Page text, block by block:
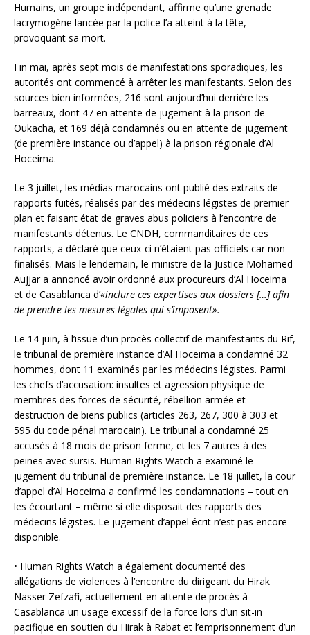
Humains, un groupe indépendant, affirme qu’une grenade
lacrymogène lancée par la police l’a atteint à la tête,
provoquant sa mort.
Fin mai, après sept mois de manifestations sporadiques, les
autorités ont commencé à arrêter les manifestants. Selon des
sources bien informées, 216 sont aujourd’hui derrière les
barreaux, dont 47 en attente de jugement à la prison de
Oukacha, et 169 déjà condamnés ou en attente de jugement
(de première instance ou d’appel) à la prison régionale d’Al
Hoceima.
Le 3 juillet, les médias marocains ont publié des extraits de
rapports fuités, réalisés par des médecins légistes de premier
plan et faisant état de graves abus policiers à l’encontre de
manifestants détenus. Le CNDH, commanditaires de ces
rapports, a déclaré que ceux-ci n’étaient pas officiels car non
finalisés. Mais le lendemain, le ministre de la Justice Mohamed
Aujjar a annoncé avoir ordonné aux procureurs d’Al Hoceima
et de Casablanca d’«inclure ces expertises aux dossiers […] afin
de prendre les mesures légales qui s’imposent».
Le 14 juin, à l’issue d’un procès collectif de manifestants du Rif,
le tribunal de première instance d’Al Hoceima a condamné 32
hommes, dont 11 examinés par les médecins légistes. Parmi
les chefs d’accusation: insultes et agression physique de
membres des forces de sécurité, rébellion armée et
destruction de biens publics (articles 263, 267, 300 à 303 et
595 du code pénal marocain). Le tribunal a condamné 25
accusés à 18 mois de prison ferme, et les 7 autres à des
peines avec sursis. Human Rights Watch a examiné le
jugement du tribunal de première instance. Le 18 juillet, la cour
d’appel d’Al Hoceima a confirmé les condamnations – tout en
les écourtant – même si elle disposait des rapports des
médecins légistes. Le jugement d’appel écrit n’est pas encore
disponible.
• Human Rights Watch a également documenté des
allégations de violences à l’encontre du dirigeant du Hirak
Nasser Zefzafi, actuellement en attente de procès à
Casablanca un usage excessif de la force lors d’un sit-in
pacifique en soutien du Hirak à Rabat et l’emprisonnement d’un